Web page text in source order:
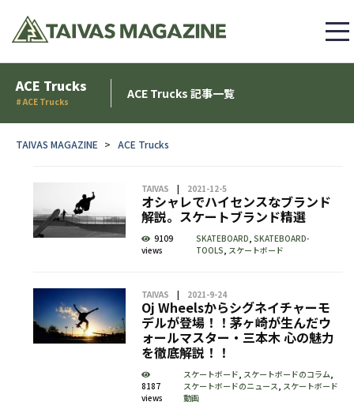
ACE Trucks
# ACE Trucks
ACE Trucks 記事一覧
TAIVAS MAGAZINE ACE Trucks
TAIVAS 2021-12-5
オシャレでハイセンスなブランド
解説。スケートブランド精選
9109
views
SKATEBOARD,SKATEBOARD-
TOOLS, スケートボード
TAIVAS 2021-9-24
Oj Wheelsからシグネイチャーモ
デルが登場！！茅ヶ崎が生んだウ
ォールマスター・三本木 心の魅力
を徹底解説！！
8187
views
スケートボード, スケートボードのコラム,
スケートボードのニュース, スケートボード
動画